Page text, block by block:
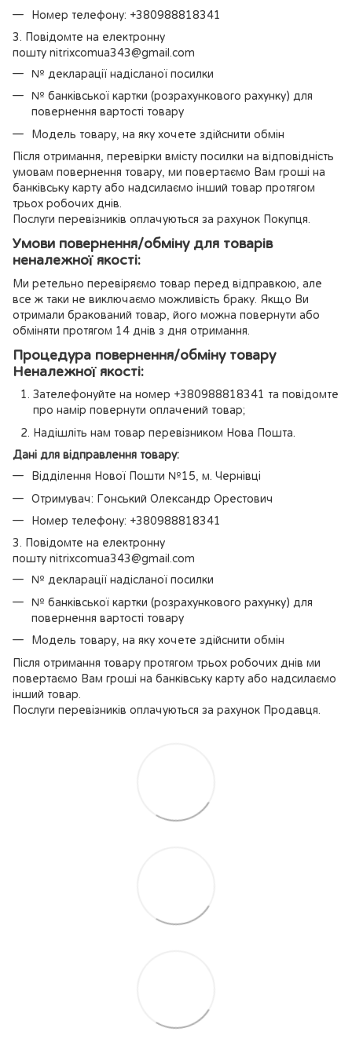
Номер телефону: +380988818341
3. Повідомте на електронну
пошту nitrixcomua343@gmail.com
№ декларації надісланої посилки
№ банківської картки (розрахункового рахунку) для
повернення вартості товару
Модель товару, на яку хочете здійснити обмін
Після отримання, перевірки вмісту посилки на відповідність
умовам повернення товару, ми повертаємо Вам гроші на
банківську карту або надсилаємо інший товар протягом
трьох робочих днів.
Послуги перевізників оплачуються за рахунок Покупця.
Умови повернення/обміну для товарів
неналежної якості:
Ми ретельно перевіряємо товар перед відправкою, але
все ж таки не виключаємо можливість браку. Якщо Ви
отримали бракований товар, його можна повернути або
обміняти протягом 14 днів з дня отримання.
Процедура повернення/обміну товару
Неналежної якості:
Зателефонуйте на номер +380988818341 та повідомте
про намір повернути оплачений товар;
Надішліть нам товар перевізником Нова Пошта.
Дані для відправлення товару:
Відділення Нової Пошти №15, м. Чернівці
Отримувач: Гонський Олександр Орестович
Номер телефону: +380988818341
3. Повідомте на електронну
пошту nitrixcomua343@gmail.com
№ декларації надісланої посилки
№ банківської картки (розрахункового рахунку) для
повернення вартості товару
Модель товару, на яку хочете здійснити обмін
Після отримання товару протягом трьох робочих днів ми
повертаємо Вам гроші на банківську карту або надсилаємо
інший товар.
Послуги перевізників оплачуються за рахунок Продавця.